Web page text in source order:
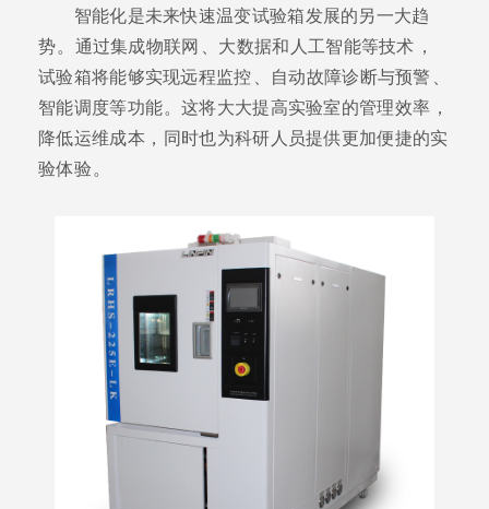
智能化是未来快速温变试验箱发展的另一大趋
势。通过集成物联网、大数据和人工智能等技术，
试验箱将能够实现远程监控、自动故障诊断与预警、
智能调度等功能。这将大大提高实验室的管理效率，
降低运维成本，同时也为科研人员提供更加便捷的实
验体验。